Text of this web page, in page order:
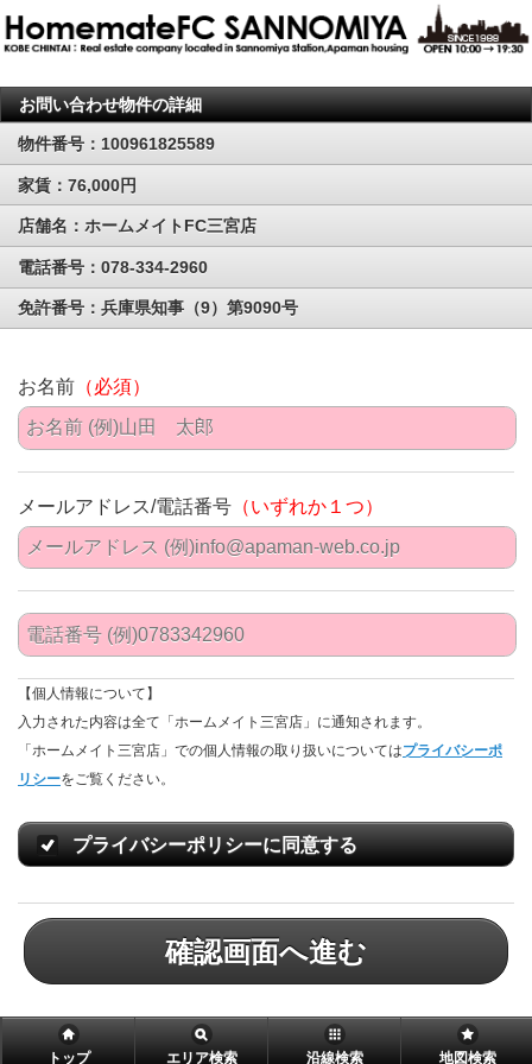
お問い合わせ物件の詳細
物件番号：100961825589
家賃：76,000円
店舗名：ホームメイトFC三宮店
電話番号：078-334-2960
免許番号：兵庫県知事（9）第9090号
お名前 （必須）
メールアドレス/電話番号 （いずれか１つ）
【個人情報について】
入力された内容は全て「ホームメイト三宮店」に通知されます。
「ホームメイト三宮店」での個人情報の取り扱いについてはプライバシーポ
リシーをご覧ください。
プライバシーポリシーに同意する
確認画面へ進む
トップ エリア検索 沿線検索 地図検索